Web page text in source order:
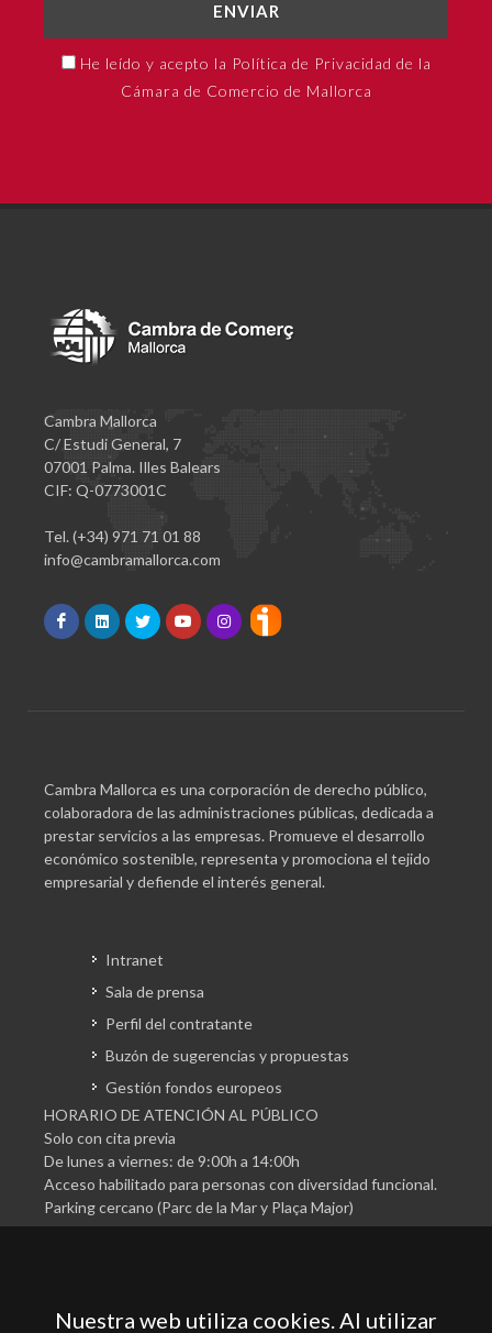
ENVIAR
He leído y acepto la Política de Privacidad de la
Cámara de Comercio de Mallorca
Cambra Mallorca
C/ Estudi General, 7
07001 Palma. Illes Balears
CIF: Q-0773001C
Tel. (+34) 971 71 01 88
info@cambramallorca.com
Cambra Mallorca es una corporación de derecho público,
colaboradora de las administraciones públicas, dedicada a
prestar servicios a las empresas. Promueve el desarrollo
económico sostenible, representa y promociona el tejido
empresarial y defiende el interés general.
Intranet
Sala de prensa
Perfil del contratante
Buzón de sugerencias y propuestas
Gestión fondos europeos
HORARIO DE ATENCIÓN AL PÚBLICO
Solo con cita previa
De lunes a viernes: de 9:00h a 14:00h
Acceso habilitado para personas con diversidad funcional.
Parking cercano (Parc de la Mar y Plaça Major)
Nuestra web utiliza cookies. Al utilizar